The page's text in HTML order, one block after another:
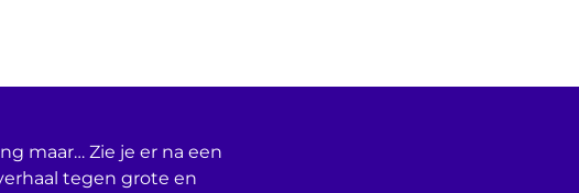
maar… Zie je er na een
tegen grote en